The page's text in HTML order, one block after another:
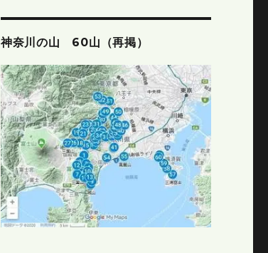
神奈川の山 60山（再掲）